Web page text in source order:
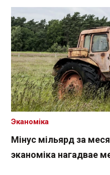
Мінус мільярд за
эканоміка нагадвае
Эканоміка